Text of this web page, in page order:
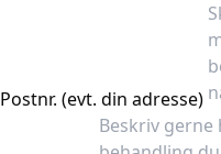
Postnr. (evt. din adresse)